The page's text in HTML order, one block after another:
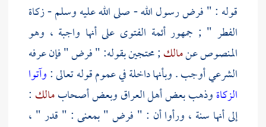
قوله : " فرض رسول الله - صلى الله عليه وسلم - زكاة
الفطر " ; جمهور أئمة الفتوى على أنها واجبة ، وهو
المنصوص عنمالك; محتجين بقوله: " فرض " فإن عرفه
الشرعي أوجب . وبأنها داخلة في عموم قوله تعالى :وآتوا
الزكاةوذهب بعض أهلالعراقوبعض أصحابمالك :
إلى أنها سنة ، ورأوا أن : " فرض " بمعنى : " قدر " ،